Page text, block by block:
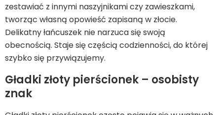
zestawiać z innymi naszyjnikami czy zawieszkami,
tworząc własną opowieść zapisaną w złocie.
Delikatny łańcuszek nie narzuca się swoją
obecnością. Staje się częścią codzienności, do której
szybko się przywiązujemy.
Gładki złoty pierścionek – osobisty
znak